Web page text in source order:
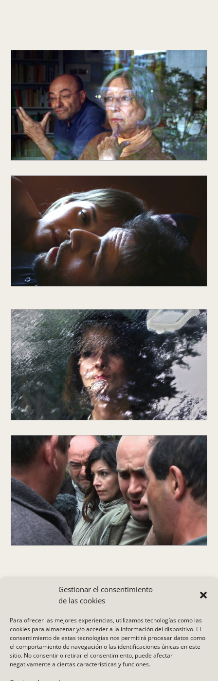
Gestionar el consentimiento
de las cookies
Para ofrecer las mejores experiencias, utilizamos tecnologías como las
cookies para almacenar y/o acceder a la información del dispositivo. El
consentimiento de estas tecnologías nos permitirá procesar datos como
el comportamiento de navegación o las identificaciones únicas en este
sitio. No consentir o retirar el consentimiento, puede afectar
negativamente a ciertas características y funciones.
aviso legal.política de privacidad de datos